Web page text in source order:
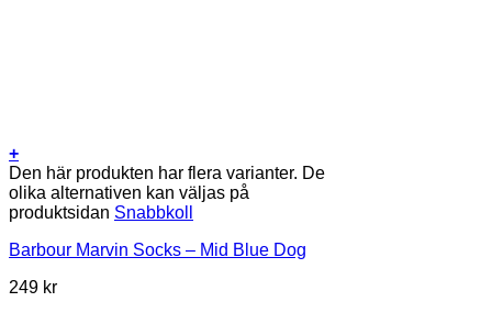
+
Den här produkten har flera varianter. De
olika alternativen kan väljas på
produktsidan Snabbkoll
Barbour Marvin Socks – Mid Blue Dog
249 kr